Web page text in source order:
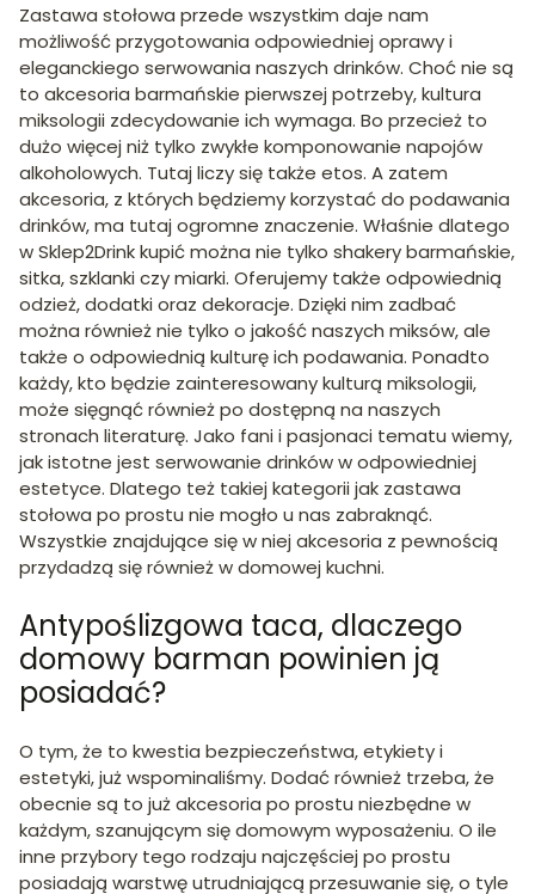
Zastawa stołowa przede wszystkim daje nam
możliwość przygotowania odpowiedniej oprawy i
eleganckiego serwowania naszych drinków. Choć nie są
to akcesoria barmańskie pierwszej potrzeby, kultura
miksologii zdecydowanie ich wymaga. Bo przecież to
dużo więcej niż tylko zwykłe komponowanie napojów
alkoholowych. Tutaj liczy się także etos. A zatem
akcesoria, z których będziemy korzystać do podawania
drinków, ma tutaj ogromne znaczenie. Właśnie dlatego
w Sklep2Drink kupić można nie tylko shakery barmańskie,
sitka, szklanki czy miarki. Oferujemy także odpowiednią
odzież, dodatki oraz dekoracje. Dzięki nim zadbać
można również nie tylko o jakość naszych miksów, ale
także o odpowiednią kulturę ich podawania. Ponadto
każdy, kto będzie zainteresowany kulturą miksologii,
może sięgnąć również po dostępną na naszych
stronach literaturę. Jako fani i pasjonaci tematu wiemy,
jak istotne jest serwowanie drinków w odpowiedniej
estetyce. Dlatego też takiej kategorii jak zastawa
stołowa po prostu nie mogło u nas zabraknąć.
Wszystkie znajdujące się w niej akcesoria z pewnością
przydadzą się również w domowej kuchni.
Antypoślizgowa taca, dlaczego
domowy barman powinien ją
posiadać?
O tym, że to kwestia bezpieczeństwa, etykiety i
estetyki, już wspominaliśmy. Dodać również trzeba, że
obecnie są to już akcesoria po prostu niezbędne w
każdym, szanującym się domowym wyposażeniu. O ile
inne przybory tego rodzaju najczęściej po prostu
posiadają warstwę utrudniającą przesuwanie się, o tyle